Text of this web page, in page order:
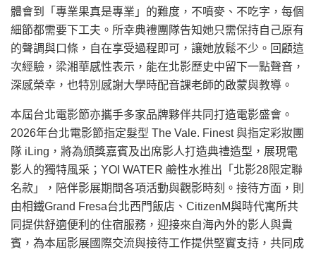
體會到「專業果真是專業」的難度，不噴麥、不吃字，每個
細節都需要下工夫。所幸典禮團隊告知她只需保持自己原有
的聲調與口條，自在享受過程即可，讓她放鬆不少。回顧這
次經驗，梁湘華感性表示，能在北影歷史中留下一點聲音，
深感榮幸，也特別感謝大學時配音課老師的啟蒙與教導。
本屆台北電影節亦攜手多家品牌夥伴共同打造電影盛會。
2026年台北電影節指定髮型 The Vale. Finest 與指定彩妝團
隊 iLing，將為頒獎嘉賓及出席影人打造典禮造型，展現電
影人的獨特風采；YOI WATER 鹼性水推出「北影28限定聯
名款」，陪伴影展期間各項活動與觀影時刻。接待方面，則
由相鐵Grand Fresa台北西門飯店、CitizenM與時代寓所共
同提供舒適便利的住宿服務，迎接來自海內外的影人與貴
賓，為本屆影展國際交流與接待工作提供堅實支持，共同成